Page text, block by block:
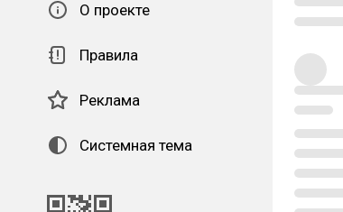
О проекте
Правила
Реклама
Системная тема